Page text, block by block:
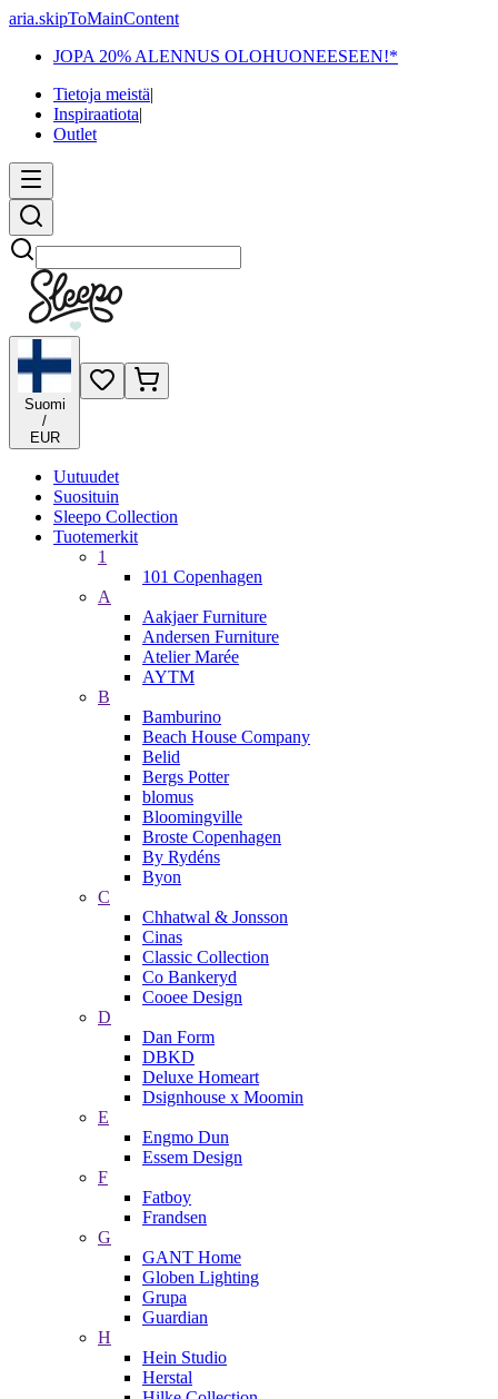
aria.skipToMainContent
JOPA 20% ALENNUS OLOHUONEESEEN!*
Tietoja meistä|
Inspiraatiota|
Outlet
Etsi
Suomi
/
EUR
Uutuudet
Suosituin
Sleepo Collection
Tuotemerkit
1
101 Copenhagen
A
Aakjaer Furniture
Andersen Furniture
Atelier Marée
AYTM
B
Bamburino
Beach House Company
Belid
Bergs Potter
blomus
Bloomingville
Broste Copenhagen
By Rydéns
Byon
C
Chhatwal & Jonsson
Cinas
Classic Collection
Co Bankeryd
Cooee Design
D
Dan Form
DBKD
Deluxe Homeart
Dsignhouse x Moomin
E
Engmo Dun
Essem Design
F
Fatboy
Frandsen
G
GANT Home
Globen Lighting
Grupa
Guardian
H
Hein Studio
Herstal